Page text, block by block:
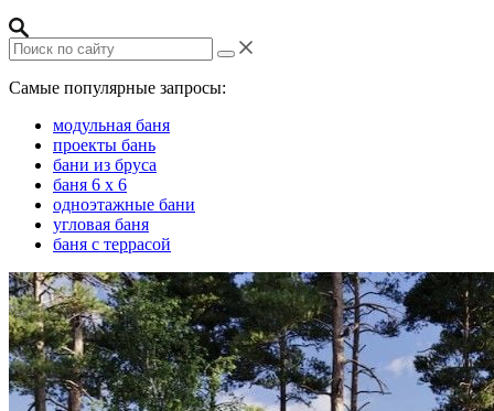
Самые популярные запросы:
модульная баня
проекты бань
бани из бруса
баня 6 х 6
одноэтажные бани
угловая баня
баня с террасой